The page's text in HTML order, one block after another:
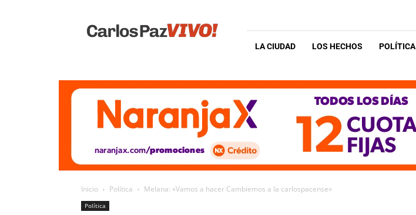
Vivo
LA CIUDAD LOS HECHOS POLÍTICA
Inicio Política Melana: «Vamos a hacer Cambiemos a la carlospacense»
Política